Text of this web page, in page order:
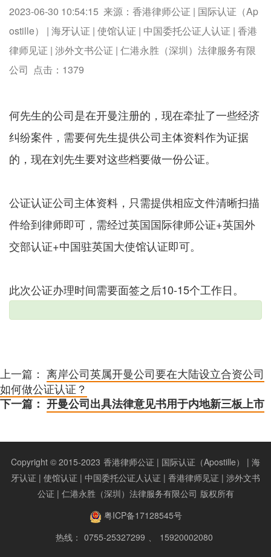
2023-06-30 10:54:15 来源：香港律师公证 | 国际认证（Ap
ostille） | 海牙认证 | 使馆认证 | 中国委托公证人认证 | 香港
律师见证 | 涉外文书公证 | 仁港永胜（深圳）法律服务有限
公司 点击： 1379
何先生的公司是在开曼注册的，现在牵扯了一些经济
纠纷案件，需要何先生提供公司主体资料作为证据
的，现在刘先生要对这些档要做一份公证。
公证认证公司主体资料，只需提供相应文件清晰扫描
件给到律师即可，需经过英国国际律师公证+英国外
交部认证+中国驻英国大使馆认证即可。
此次公证办理时间需要面签之后10-15个工作日。
上一篇： 离岸公司英属开曼公司要在大陆设立合资公司
如何做公证认证？
下一篇： 开曼公司出具法律意见书用于内地新三板上市
Copyright © 2015-2023 香港律师公证 | 国际认证（Apostille） | 海
牙认证 | 使馆认证 | 中国委托公证人认证 | 香港律师见证 | 涉外文书
公证 | 仁港永胜（深圳）法律服务有限公司 版权所有
粤ICP备17128545号
热线： 0755-25327299 、 15920002080